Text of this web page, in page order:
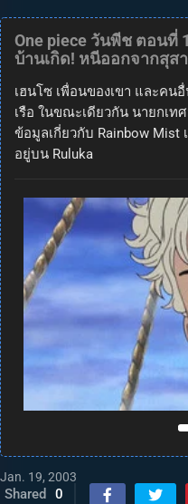
One piece วันพีช ตอนที่
บ้านเกิด! หนีออกจากสุส
เฮนโซ เพื่อนของเขา และคน
เรือ ในขณะเดียวกัน นายกเ
ข้อมูลเกี่ยวกับ Rainbow Mist
อยู่บน Ruluka
Jan. 19, 2003
Shared 0